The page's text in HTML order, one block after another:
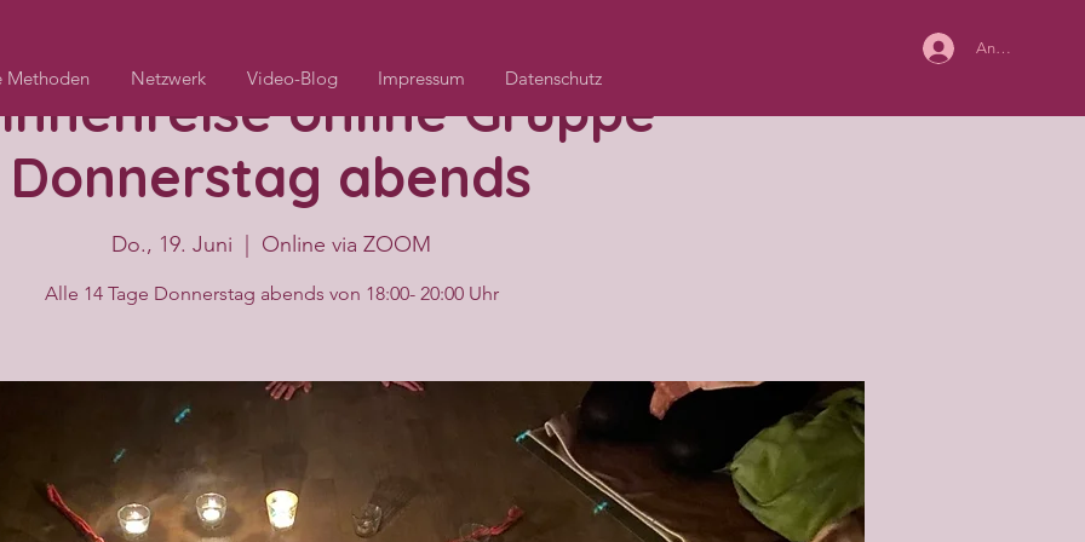
Methoden Netzwerk Video-Blog Impressum Datenschutz
Anmelden
online Gruppe
Donnerstag abends
Do., 19. Juni Online via ZOOM
Alle 14 Tage Donnerstag abends von 18:00- 20:00 Uhr